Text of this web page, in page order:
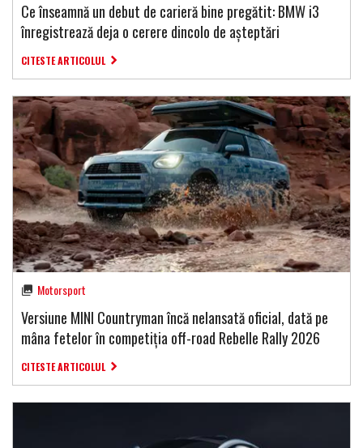
Ce înseamnă un debut de carieră bine pregătit: BMW i3
înregistrează deja o cerere dincolo de așteptări
CITESTE ARTICOLUL
Motorsport
Versiune MINI Countryman încă nelansată oficial, dată pe
mâna fetelor în competiția off-road Rebelle Rally 2026
CITESTE ARTICOLUL